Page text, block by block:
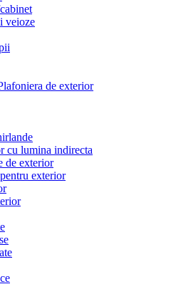
veioze
de exterior
cu lumina indirecta
de exterior
exterior